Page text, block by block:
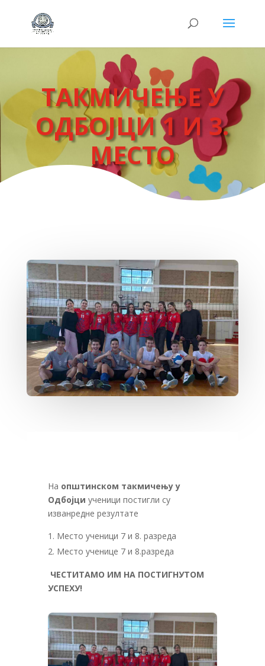
ТАКМИЧЕЊЕ У
ОДБОЈЦИ 1 И 3.
МЕСТО
На општинском такмичењу у
Одбојци ученици постигли су
изванредне резултате
Место ученици 7 и 8. разреда
Место ученице 7 и 8.разреда
ЧЕСТИТАМО ИМ НА ПОСТИГНУТОМ
УСПЕХУ!